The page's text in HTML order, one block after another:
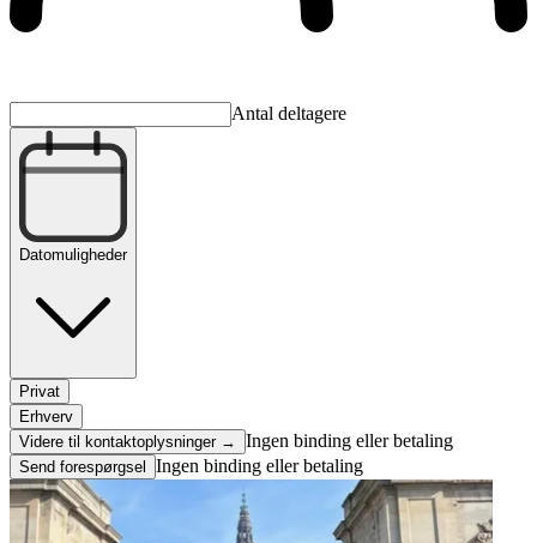
Antal deltagere
Datomuligheder
Privat
Erhverv
Videre til kontaktoplysninger →
Ingen binding eller betaling
Send forespørgsel Ingen binding eller betaling